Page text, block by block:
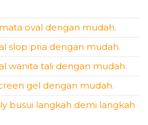
oval dengan mudah.
slop pria dengan mudah.
wanita tali dengan mudah.
gel dengan mudah.
busui langkah demi langkah